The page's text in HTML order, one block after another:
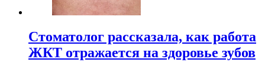
Стоматолог рассказала, как работа
ЖКТ отражается на здоровье зубов